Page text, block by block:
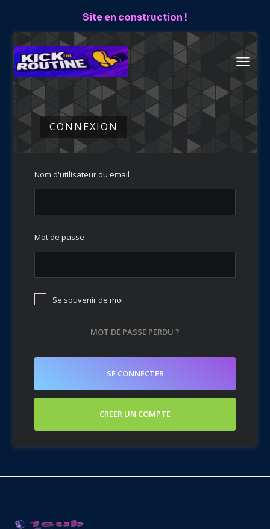
contenu
Site en construction !
CONNEXION
Nom d'utilisateur ou email
Mot de passe
Se souvenir de moi
MOT DE PASSE PERDU ?
SE CONNECTER
CRÉER UN COMPTE